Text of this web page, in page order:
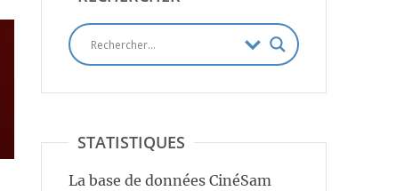
STATISTIQUES
La base de données CinéSam